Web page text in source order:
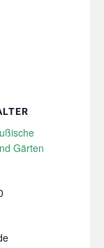
Gärten